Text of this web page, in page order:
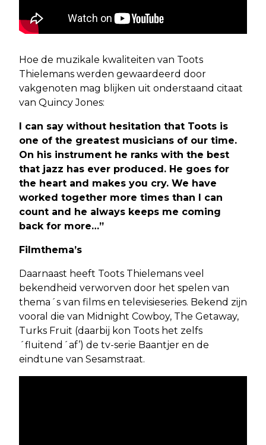
Hoe de muzikale kwaliteiten van Toots
Thielemans werden gewaardeerd door
vakgenoten mag blijken uit onderstaand citaat
van Quincy Jones:
I can say without hesitation that Toots is
one of the greatest musicians of our time.
On his instrument he ranks with the best
that jazz has ever produced. He goes for
the heart and makes you cry. We have
worked together more times than I can
count and he always keeps me coming
back for more…”
Filmthema’s
Daarnaast heeft Toots Thielemans veel
bekendheid verworven door het spelen van
thema´s van films en televisieseries. Bekend zijn
vooral die van Midnight Cowboy, The Getaway,
Turks Fruit (daarbij kon Toots het zelfs
´fluitend´af’) de tv-serie Baantjer en de
eindtune van Sesamstraat.